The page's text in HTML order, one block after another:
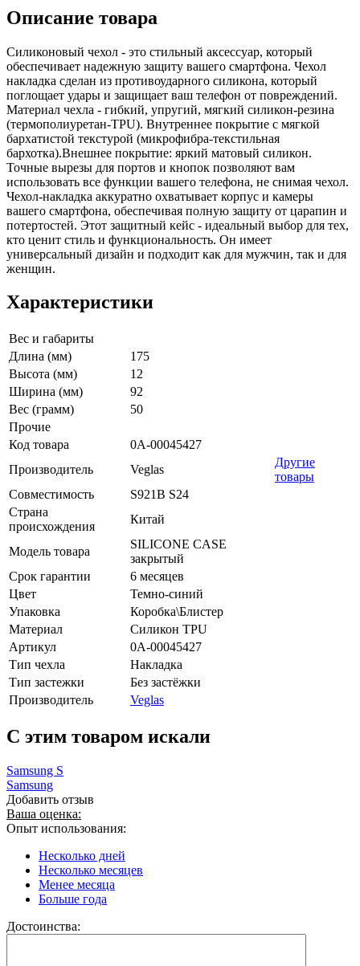
Описание товара
Силиконовый чехол - это стильный аксессуар, который
обеспечивает надежную защиту вашего смартфона. Чехол
накладка сделан из противоударного силикона, который
поглощает удары и защищает ваш телефон от повреждений.
Материал чехла - гибкий, упругий, мягкий силикон-резина
(термополиуретан-TPU). Внутреннее покрытие с мягкой
бархатистой текстурой (микрофибра-текстильная
бархотка).Внешнее покрытие: яркий матовый силикон.
Точные вырезы для портов и кнопок позволяют вам
использовать все функции вашего телефона, не снимая чехол.
Чехол-накладка аккуратно охватывает корпус и камеры
вашего смартфона, обеспечивая полную защиту от царапин и
потертостей. Этот защитный кейс - идеальный выбор для тех,
кто ценит стиль и функциональность. Он имеет
универсальный дизайн и подходит как для мужчин, так и для
женщин.
Характеристики
Вес и габариты
Длина (мм)
175
Высота (мм)
12
Ширина (мм)
92
Вес (грамм)
50
Прочие
Код товара
0А-00045427
Производитель
Veglas
Другие
товары
Совместимость
S921B S24
Страна
происхождения
Китай
Модель товара
SILICONE CASE
закрытый
Срок гарантии
6 месяцев
Цвет
Темно-синий
Упаковка
Коробка\Блистер
Материал
Силикон TPU
Артикул
0А-00045427
Тип чехла
Накладка
Тип застежки
Без застёжки
Производитель
Veglas
C этим товаром искали
Samsung S
Samsung
Добавить отзыв
Ваша оценка:
Опыт использования:
Несколько дней
Несколько месяцев
Менее месяца
Больше года
Достоинства: